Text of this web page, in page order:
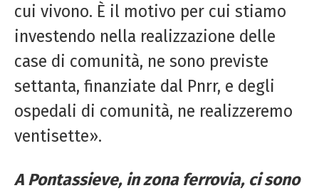
cui vivono. È il motivo per cui stiamo
investendo nella realizzazione delle
case di comunità, ne sono previste
settanta, finanziate dal Pnrr, e degli
ospedali di comunità, ne realizzeremo
ventisette».
A Pontassieve, in zona ferrovia, ci sono